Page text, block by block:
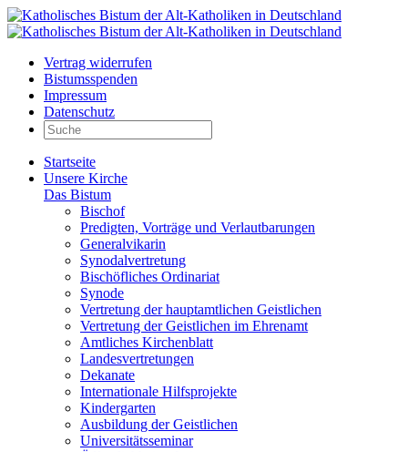
Vertrag widerrufen
Bistumsspenden
Impressum
Datenschutz
Startseite
Unsere Kirche
Das Bistum
Bischof
Predigten, Vorträge und Verlautbarungen
Generalvikarin
Synodalvertretung
Bischöfliches Ordinariat
Synode
Vertretung der hauptamtlichen Geistlichen
Vertretung der Geistlichen im Ehrenamt
Amtliches Kirchenblatt
Landesvertretungen
Dekanate
Internationale Hilfsprojekte
Kindergarten
Ausbildung der Geistlichen
Universitätsseminar